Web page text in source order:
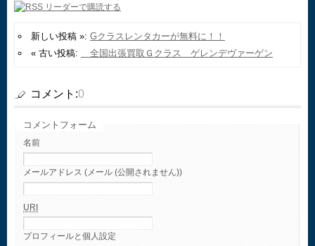
新しい投稿 »: Gクラスレンタカーが無料に！！
« 古い投稿:
全国出張買取Ｇクラス ゲレンデヴァーゲン
コメント:0
コメントフォーム
名前
メールアドレス (メール (公開されません))
URI
プロフィールと個人設定